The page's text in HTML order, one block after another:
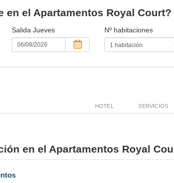
en el Apartamentos Royal Court?
Salida Jueves Nº habitaciones
HOTEL SERVICIOS
en el Apartamentos Royal